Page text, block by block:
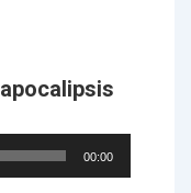
00:00